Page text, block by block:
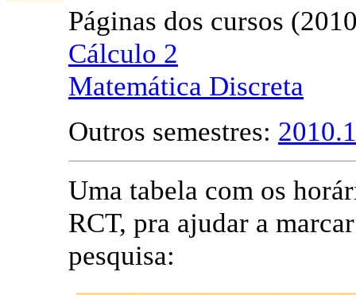
Páginas dos cursos
Cálculo 2
Matemática Discreta
Outros semestres: 2010.1
Uma tabela com os
RCT, pra ajudar a
pesquisa: